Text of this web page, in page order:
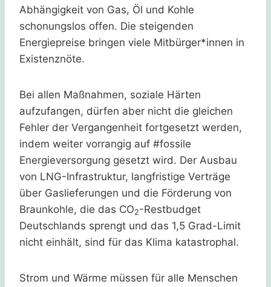
Abhängigkeit von Gas, Öl und Kohle
schonungslos offen. Die steigenden
Energiepreise bringen viele Mitbürger*innen in
Existenznöte.
Bei allen Maßnahmen, soziale Härten
aufzufangen, dürfen aber nicht die gleichen
Fehler der Vergangenheit fortgesetzt werden,
indem weiter vorrangig auf #fossile
Energieversorgung gesetzt wird. Der Ausbau
von LNG-Infrastruktur, langfristige Verträge
über Gaslieferungen und die Förderung von
Braunkohle, die das CO2-Restbudget
Deutschlands sprengt und das 1,5 Grad-Limit
nicht einhält, sind für das Klima katastrophal.
Strom und Wärme müssen für alle Menschen